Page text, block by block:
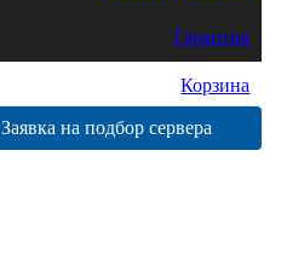
Гарантия
Корзина
Заявка на подбор сервера